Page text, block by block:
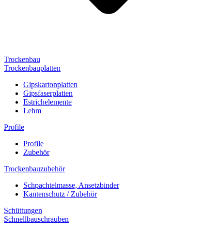
Trockenbau
Trockenbauplatten
Gipskartonplatten
Gipsfaserplatten
Estrichelemente
Lehm
Profile
Profile
Zubehör
Trockenbauzubehör
Schpachtelmasse, Ansetzbinder
Kantenschutz / Zubehör
Schüttungen
Schnellbauschrauben